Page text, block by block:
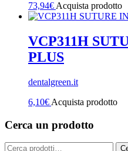
73,94€ Acquista prodotto
VCP311H
PLUS
dentalgreen.it
6,10€ Acquista prodotto
Cerca un prodotto
Cerca: